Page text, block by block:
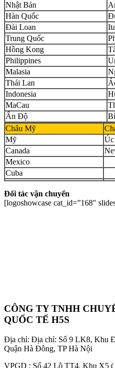
Nhật Bản
Hàn Quốc
Đài Loan
Trung Quốc
Hồng Kong
Philippines
Malasia
Thái Lan
Indonesia
MaCau
Ấn Độ
Bỉ
Châu Mỹ
Mỹ
Úc
Canada
Mexico
Cuba
Đối tác vận chuyển
[logoshowcase cat_id=”168″
CÔNG TY TNHH
QUỐC TẾ H5S
Địa chỉ: Địa chỉ: Số 9 LK8, Khu
Quận Hà Đông, TP Hà Nội
VPGD : Số 42 Lô TT4, Khu X5